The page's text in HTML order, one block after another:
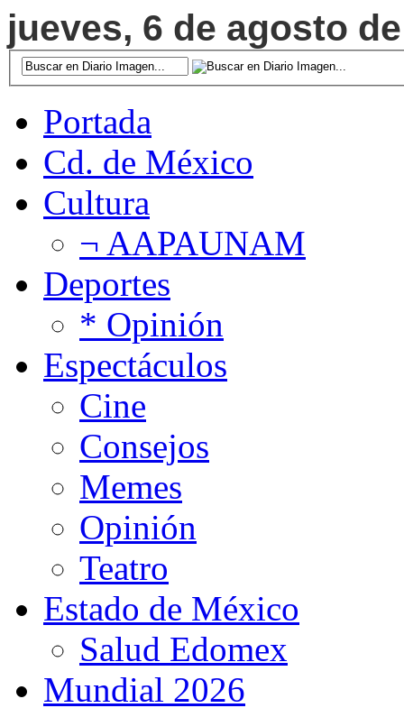
jueves, 6 de agosto
Portada
Cd. de México
Cultura
¬ AAPAUNAM
Deportes
* Opinión
Espectáculos
Cine
Consejos
Memes
Opinión
Teatro
Estado de México
Salud Edomex
Mundial 2026